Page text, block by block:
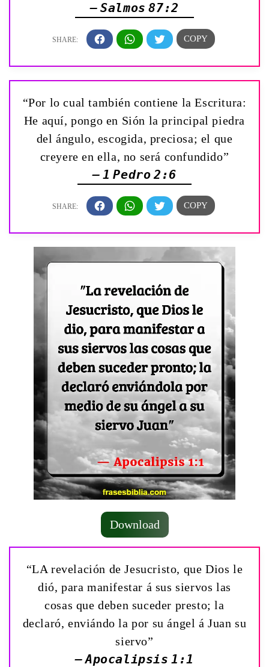
— Salmos 87:2
“Por lo cual también contiene la Escritura:
He aquí, pongo en Sión la principal piedra
del ángulo, escogida, preciosa; el que
creyere en ella, no será confundido”
— 1 Pedro 2:6
Download
“LA revelación de Jesucristo, que Dios le
dió, para manifestar á sus siervos las
cosas que deben suceder presto; la
declaró, enviándo la por su ángel á Juan su
siervo”
— Apocalipsis 1:1